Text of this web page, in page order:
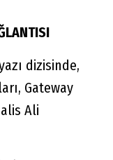
dizisinde,
Gateway
Ali